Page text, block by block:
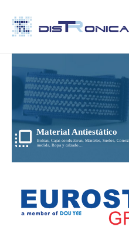
Material Antiestático
Bolsas, Cajas conductivas, Manteles, Suelos,
medida, Ropa y calzado…